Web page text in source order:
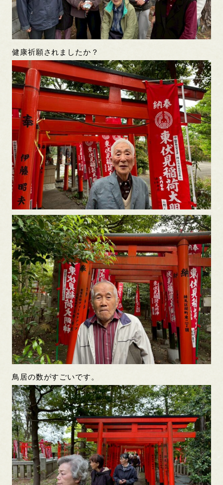
健康祈願されましたか？
鳥居の数がすごいです。